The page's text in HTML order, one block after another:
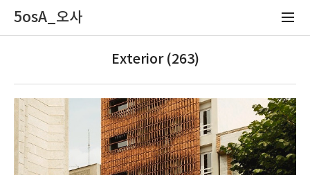
5osA_오사
Exterior (263)